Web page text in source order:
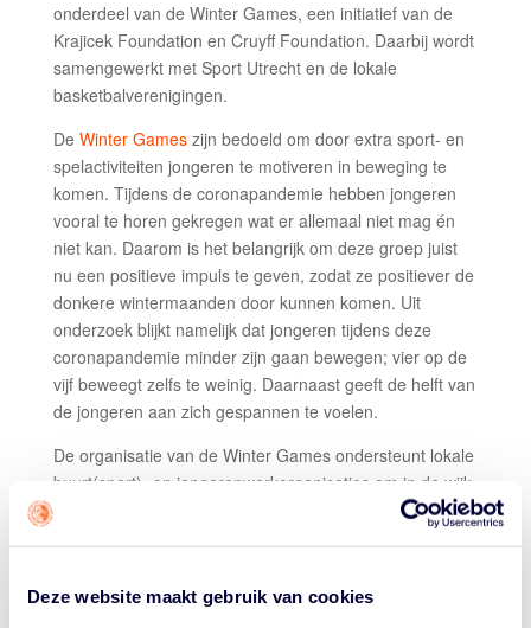
Deze website maakt gebruik van cookies
onderdeel van de Winter Games, een initiatief van de
Krajicek Foundation en Cruyff Foundation. Daarbij wordt
samengewerkt met Sport Utrecht en de lokale
basketbalverenigingen.
De Winter Gameszijn bedoeld om door extra sport- en
spelactiviteiten jongeren te motiveren in beweging te
komen. Tijdens de coronapandemie hebben jongeren
vooral te horen gekregen wat er allemaal niet mag én
niet kan. Daarom is het belangrijk om deze groep juist
nu een positieve impuls te geven, zodat ze positiever de
donkere wintermaanden door kunnen komen. Uit
onderzoek blijkt namelijk dat jongeren tijdens deze
coronapandemie minder zijn gaan bewegen; vier op de
vijf beweegt zelfs te weinig. Daarnaast geeft de helft van
de jongeren aan zich gespannen te voelen.
De organisatie van de Winter Games ondersteunt lokale
buurt(sport)- en jongerenwerkorganisaties om in de wijk
extra sport- en spelactiviteiten te organiseren voor de
sporten in teamverband zonder anderhalve meter